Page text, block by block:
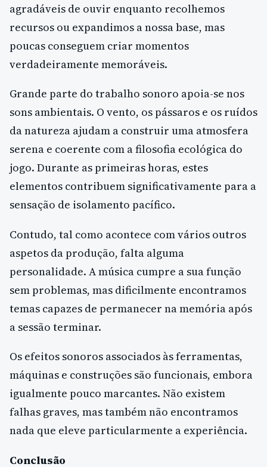
agradáveis de ouvir enquanto recolhemos
recursos ou expandimos a nossa base, mas
poucas conseguem criar momentos
verdadeiramente memoráveis.
Grande parte do trabalho sonoro apoia-se nos
sons ambientais. O vento, os pássaros e os ruídos
da natureza ajudam a construir uma atmosfera
serena e coerente com a filosofia ecológica do
jogo. Durante as primeiras horas, estes
elementos contribuem significativamente para a
sensação de isolamento pacífico.
Contudo, tal como acontece com vários outros
aspetos da produção, falta alguma
personalidade. A música cumpre a sua função
sem problemas, mas dificilmente encontramos
temas capazes de permanecer na memória após
a sessão terminar.
Os efeitos sonoros associados às ferramentas,
máquinas e construções são funcionais, embora
igualmente pouco marcantes. Não existem
falhas graves, mas também não encontramos
nada que eleve particularmente a experiência.
Conclusão